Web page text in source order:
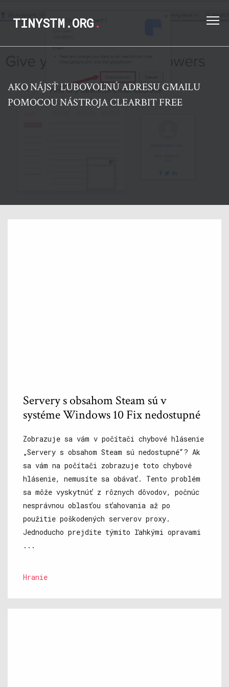
TINYSTM.ORG.
AKO NÁJSŤ ĽUBOVOĽNÚ ADRESU GMAILU
POMOCOU NÁSTROJA CLEARBIT FREE
Servery s obsahom Steam sú v
systéme Windows 10 Fix nedostupné
Zobrazuje sa vám v počítači chybové hlásenie
„Servery s obsahom Steam sú nedostupné“? Ak
sa vám na počítači zobrazuje toto chybové
hlásenie, nemusíte sa obávať. Tento problém
sa môže vyskytnúť z rôznych dôvodov, počnúc
nesprávnou oblasťou sťahovania až po
použitie poškodených serverov proxy.
Jednoducho prejdite týmito ľahkými opravami
...
Hranie